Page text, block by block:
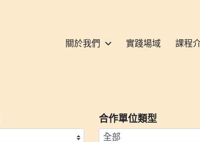
關於我們 實踐場域 課程
合作單位類型